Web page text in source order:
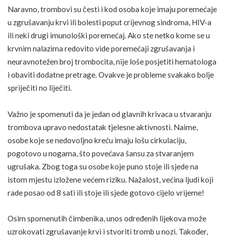
Naravno, trombovi su česti i kod osoba koje imaju poremećaje
u zgrušavanju krvi ili bolesti poput crijevnog sindroma, HIV-a
ili neki drugi imunološki poremećaj. Ako ste netko kome se u
krvnim nalazima redovito vide poremećaji zgrušavanja i
neuravnotežen broj trombocita, nije loše posjetiti hematologa
i obaviti dodatne pretrage. Ovakve je probleme svakako bolje
spriječiti no liječiti.
Važno je spomenuti da je jedan od glavnih krivaca u stvaranju
trombova upravo nedostatak tjelesne aktivnosti. Naime,
osobe koje se nedovoljno kreću imaju lošu cirkulaciju,
pogotovo u nogama, što povećava šansu za stvaranjem
ugrušaka. Zbog toga su osobe koje puno stoje ili sjede na
istom mjestu izložene većem riziku. Nažalost, većina ljudi koji
rade posao od 8 sati ili stoje ili sjede gotovo cijelo vrijeme!
Osim spomenutih čimbenika, unos određenih lijekova može
uzrokovati zgrušavanje krvi i stvoriti tromb u nozi. Također,